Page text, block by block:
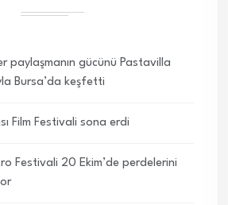
paylaşmanın gücünü Pastavilla
Bursa’da keşfetti
Film Festivali sona erdi
Festivali 20 Ekim’de perdelerini